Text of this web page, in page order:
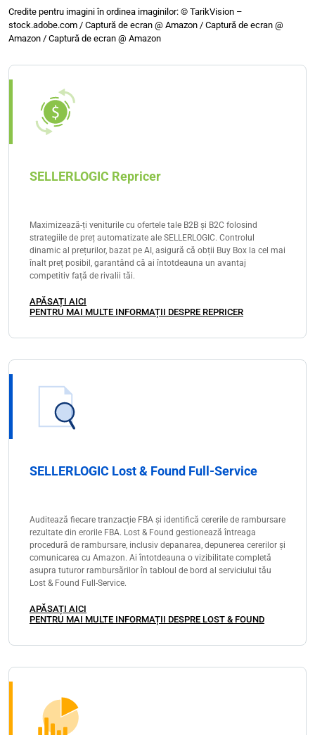
dumneavoastră clienți sunt reamintiți de achiziție atât
în interiorul, cât și în afara Amazon.
Credite pentru imagini în ordinea imaginilor: © TarikVision –
stock.adobe.com / Captură de ecran @ Amazon / Captură de ecran @
Amazon / Captură de ecran @ Amazon
SELLERLOGIC Repricer
Maximizează-ți veniturile cu ofertele tale B2B și B2C folosind
strategiile de preț automatizate ale SELLERLOGIC. Controlul
dinamic al prețurilor, bazat pe AI, asigură că obții Buy Box la cel mai
înalt preț posibil, garantând că ai întotdeauna un avantaj
competitiv față de rivalii tăi.
APĂSAȚI AICI
PENTRU MAI MULTE INFORMAȚII DESPRE REPRICER
SELLERLOGIC Lost & Found Full-Service
Auditează fiecare tranzacție FBA și identifică cererile de rambursare
rezultate din erorile FBA. Lost & Found gestionează întreaga
procedură de rambursare, inclusiv depanarea, depunerea cererilor și
comunicarea cu Amazon. Ai întotdeauna o vizibilitate completă
asupra tuturor rambursărilor în tabloul de bord al serviciului tău
Lost & Found Full-Service.
APĂSAȚI AICI
PENTRU MAI MULTE INFORMAȚII DESPRE LOST & FOUND